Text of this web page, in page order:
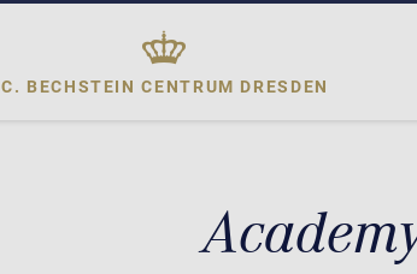
C. BECHSTEIN CENTRUM DRESDEN